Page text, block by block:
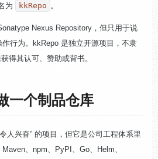
为 kkRepo 。
Nexus Repository，但只用于说
行为。kkRepo 是独立开源项目，不隶
得其认可、赞助或背书。
一个制品仓库
人兴奋” 的项目，但它是公司工程体系里
、npm、PyPI、Go、Helm、